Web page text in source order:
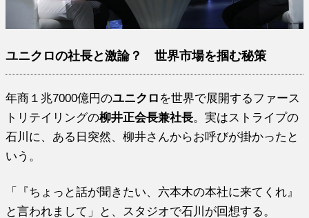
ユニクロの社長と激論？ 世界市場を掴む秘策
年商１兆7000億円のユニクロ を世界で展開するファース
トリテイリングの柳井正会長兼社長。実はストライプの
石川に、ある日突然、柳井さんからお呼びが掛かったと
いう。
「『ちょっと話が聞きたい、六本木の本社に来てくれ』
と言われまして」と、スタジオで石川が回想する。